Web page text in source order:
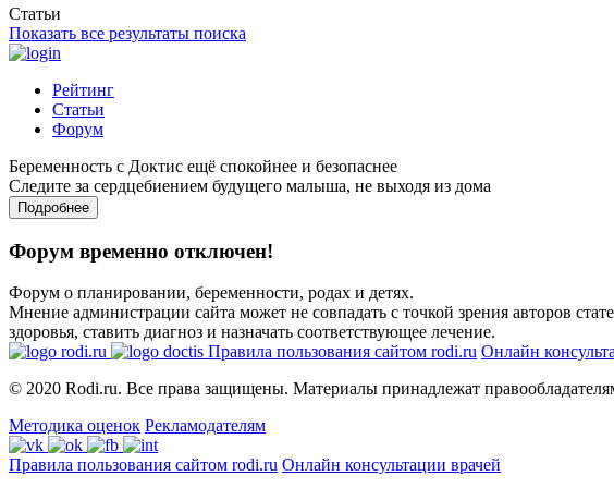
Статьи
Показать все результаты поиска
Рейтинг
Статьи
Форум
Беременность с Доктис ещё спокойнее и безопаснее
Следите за сердцебиением будущего малыша, не выходя из дома
Подробнее
Форум временно отключен!
Форум о планировании, беременности, родах и детях.
Мнение администрации сайта может не совпадать с точкой зрения авторов
здоровья, ставить диагноз и назначать соответствующее лечение.
Правила пользования сайтом rodi.ru Онлайн
© 2020 Rodi.ru. Все права защищены. Материалы принадлежат
Методика оценок Рекламодателям
Правила пользования сайтом rodi.ru Онлайн консультации врачей